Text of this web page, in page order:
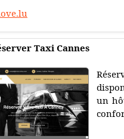
Taxi Cannes
un